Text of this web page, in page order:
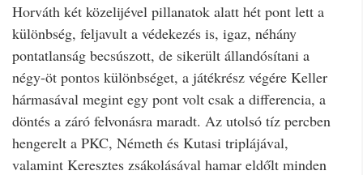
Horváth két közelijével pillanatok alatt hét pont lett a
különbség, feljavult a védekezés is, igaz, néhány
pontatlanság becsúszott, de sikerült állandósítani a
négy-öt pontos különbséget, a játékrész végére Keller
hármasával megint egy pont volt csak a differencia, a
döntés a záró felvonásra maradt. Az utolsó tíz percben
hengerelt a PKC, Németh és Kutasi triplájával,
valamint Keresztes zsákolásával hamar eldőlt minden